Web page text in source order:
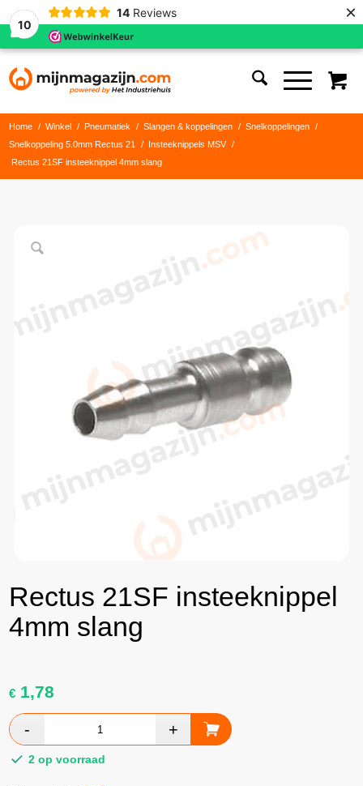
10
14 Reviews ×
Home / Winkel / Pneumatiek / Slangen & koppelingen / Snelkoppelingen
/
Snelkoppeling 5.0mm Rectus 21
/ Insteeknippels MSV /
Rectus 21SF insteeknippel 4mm slang
Rectus 21SF insteeknippel
4mm slang
€ 1,78
2 op voorraad